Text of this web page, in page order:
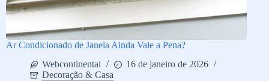
Ar Condicionado de Janela Ainda Vale a Pena?
Webcontinental
16 de janeiro de 2026
Decoração & Casa